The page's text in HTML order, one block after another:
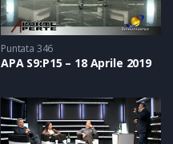
Puntata 346
APA S9:P15 – 18 Aprile 2019